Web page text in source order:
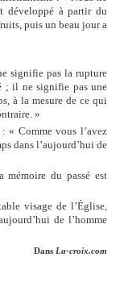
développé à partir du
puis un beau jour a
signifie pas la rupture
; il ne signifie pas une
à la mesure de ce qui
»
« Comme vous l’avez
dans l’aujourd’hui de
mémoire du passé est
visage de l’Église,
de l’homme
Dans La-croix.com